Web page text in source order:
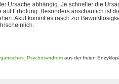
Ursache abhängig. Je schneller die
auf Erholung. Besonders anschaulich ist
Akut kommt es rasch zur
aus der freien